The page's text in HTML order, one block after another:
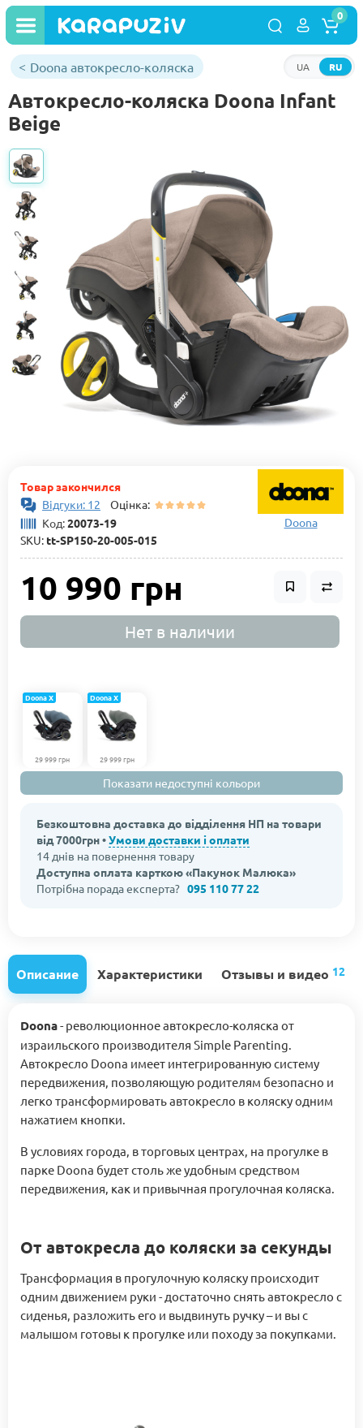
RU
UA
0
Doona автокресло-коляска
Автокресло-коляска Doona Infant
Beige
Товар закончился
Відгуки: 12 Оцінка:
Код:20073-19
SKU: tt-SP150-20-005-015
Doona
10 990 грн
Нет в наличии
29 999 грн
Doona X
29 999 грн
Doona X
Показати недоступні кольори
Безкоштовна доставка до відділення НП на товари
від 7000грн •Умови доставки і оплати
14 днів на повернення товару
Доступна оплата карткою «Пакунок Малюка»
Потрібна порада експерта? 095 110 77 22
Описание Характеристики Отзывы и видео 12
Doona- революционное автокресло-коляска от
израильского производителя Simple Parenting.
Автокресло Doona имеет интегрированную систему
передвижения, позволяющую родителям безопасно и
легко трансформировать автокресло в коляску одним
нажатием кнопки.
В условиях города, в торговых центрах, на прогулке в
парке Doona будет столь же удобным средством
передвижения, как и привычная прогулочная коляска.
От автокресла до коляски за секунды
Трансформация в прогулочную коляску происходит
одним движением руки - достаточно снять автокресло с
сиденья, разложить его и выдвинуть ручку – и вы с
малышом готовы к прогулке или походу за покупками.